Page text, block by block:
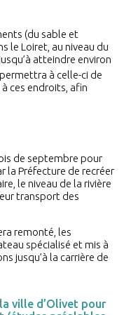
(du sable et
le Loiret, au niveau du
atteindre environ
à celle-ci de
ces endroits, afin
de septembre pour
la Préfecture de recréer
le niveau de la rivière
transport des
remonté, les
spécialisé et mis à
jusqu’à la carrière de
ville d’Olivet pour